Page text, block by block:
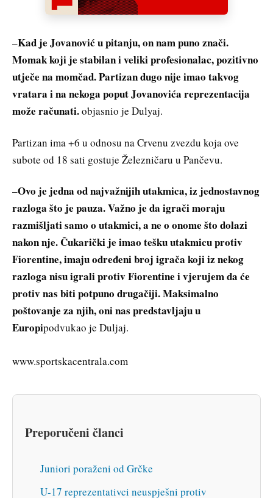
–Kad je Jovanović u pitanju, on nam puno znači.
Momak koji je stabilan i veliki profesionalac, pozitivno
utječe na momčad. Partizan dugo nije imao takvog
vratara i na nekoga poput Jovanovića reprezentacija
može računati.objasnio je Dulyaj.
Partizan ima +6 u odnosu na Crvenu zvezdu koja ove
subote od 18 sati gostuje Železničaru u Pančevu.
–Ovo je jedna od najvažnijih utakmica, iz jednostavnog
razloga što je pauza. Važno je da igrači moraju
razmišljati samo o utakmici, a ne o onome što dolazi
nakon nje. Čukarički je imao tešku utakmicu protiv
Fiorentine, imaju određeni broj igrača koji iz nekog
razloga nisu igrali protiv Fiorentine i vjerujem da će
protiv nas biti potpuno drugačiji. Maksimalno
poštovanje za njih, oni nas predstavljaju u
Europipodvukao je Duljaj.
www.sportskacentrala.com
Preporučeni članci
Juniori poraženi od Grčke
U-17 reprezentativci neuspješni protiv